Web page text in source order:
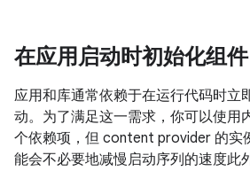
在应用启动时初始化组件
应用和库通常依赖于在运行代码时立
动。为了满足这一需求，你可以使用
个依赖项，但 content provider 的实
能会不必要地减慢启动序列的速度此